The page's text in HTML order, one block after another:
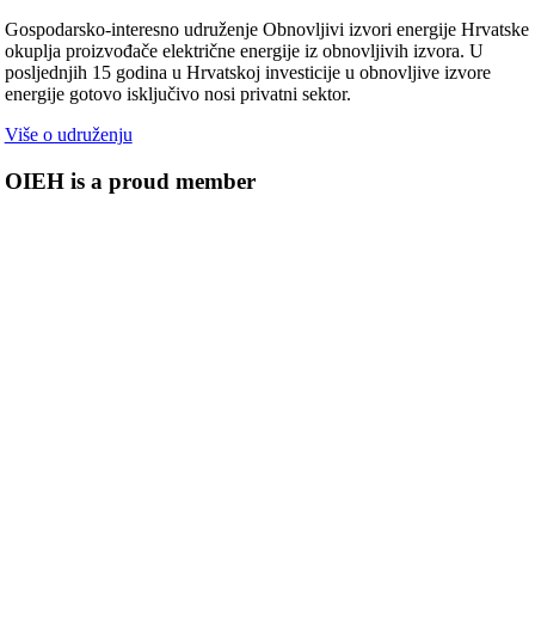
Gospodarsko-interesno udruženje Obnovljivi izvori energije Hrvatske
okuplja proizvođače električne energije iz obnovljivih izvora. U
posljednjih 15 godina u Hrvatskoj investicije u obnovljive izvore
energije gotovo isključivo nosi privatni sektor.
Više o udruženju
OIEH is a proud member